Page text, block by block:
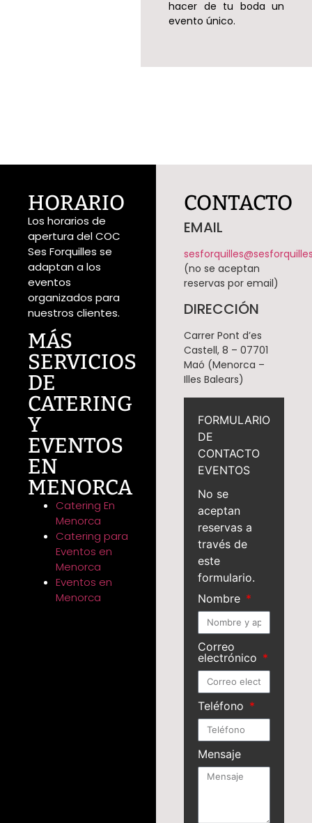
hacer de tu boda un
evento único.
HORARIO
Los horarios de
apertura del COC
Ses Forquilles se
adaptan a los
eventos
organizados para
nuestros clientes.
MÁS
SERVICIOS
DE
CATERING
Y
EVENTOS
EN
MENORCA
Catering En
Menorca
Catering para
Eventos en
Menorca
Eventos en
Menorca
CONTACTO
EMAIL
(no se aceptan
reservas por email)
DIRECCIÓN
Carrer Pont d’es
Castell, 8 – 07701
Maó (Menorca –
Illes Balears)
FORMULARIO
DE
CONTACTO
EVENTOS
No se
aceptan
reservas a
través de
este
formulario.
Nombre
Correo
electrónico
Teléfono
Mensaje